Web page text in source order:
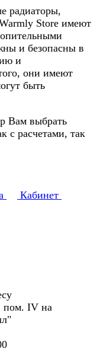
радиаторы,
Store имеют
и безопасны в
и
они имеют
быть
Вам выбрать
с расчетами, так
Кабинет
пом. IV на